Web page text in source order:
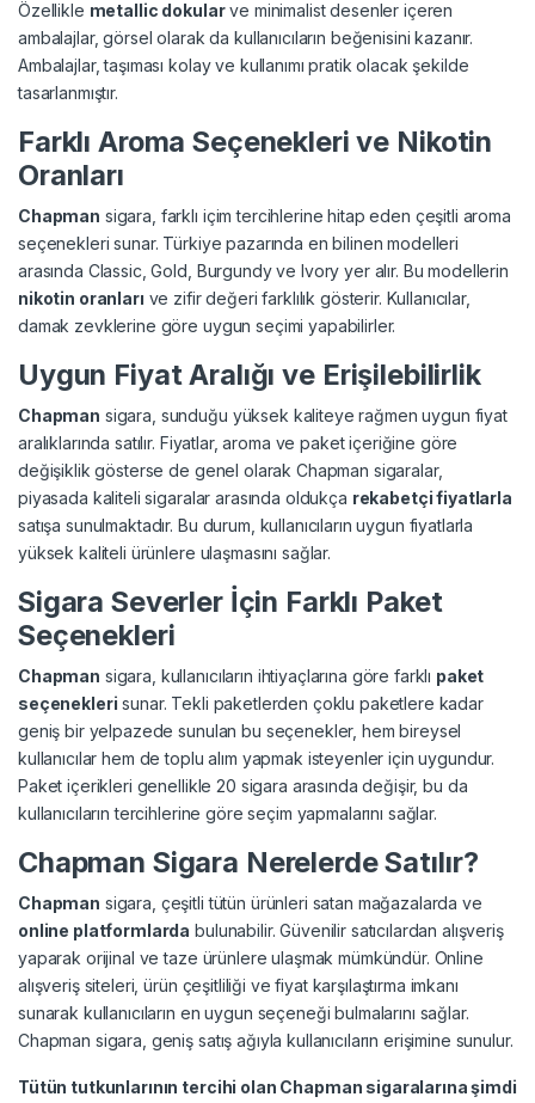
Özellikle metallic dokularve minimalist desenler içeren
ambalajlar, görsel olarak da kullanıcıların beğenisini kazanır.
Ambalajlar, taşıması kolay ve kullanımı pratik olacak şekilde
tasarlanmıştır.
Farklı Aroma Seçenekleri ve Nikotin
Oranları
Chapman sigara, farklı içim tercihlerine hitap eden çeşitli aroma
seçenekleri sunar. Türkiye pazarında en bilinen modelleri
arasında Classic, Gold, Burgundy ve Ivory yer alır. Bu modellerin
nikotin oranları ve zifir değeri farklılık gösterir. Kullanıcılar,
damak zevklerine göre uygun seçimi yapabilirler.
Uygun Fiyat Aralığı ve Erişilebilirlik
Chapman sigara, sunduğu yüksek kaliteye rağmen uygun fiyat
aralıklarında satılır. Fiyatlar, aroma ve paket içeriğine göre
değişiklik gösterse de genel olarak Chapman sigaralar,
piyasada kaliteli sigaralar arasında oldukça rekabetçi fiyatlarla
satışa sunulmaktadır. Bu durum, kullanıcıların uygun fiyatlarla
yüksek kaliteli ürünlere ulaşmasını sağlar.
Sigara Severler İçin Farklı Paket
Seçenekleri
Chapman sigara, kullanıcıların ihtiyaçlarına göre farklı paket
seçenekleri sunar. Tekli paketlerden çoklu paketlere kadar
geniş bir yelpazede sunulan bu seçenekler, hem bireysel
kullanıcılar hem de toplu alım yapmak isteyenler için uygundur.
Paket içerikleri genellikle 20 sigara arasında değişir, bu da
kullanıcıların tercihlerine göre seçim yapmalarını sağlar.
Chapman Sigara Nerelerde Satılır?
Chapman sigara, çeşitli tütün ürünleri satan mağazalarda ve
online platformlarda bulunabilir. Güvenilir satıcılardan alışveriş
yaparak orijinal ve taze ürünlere ulaşmak mümkündür. Online
alışveriş siteleri, ürün çeşitliliği ve fiyat karşılaştırma imkanı
sunarak kullanıcıların en uygun seçeneği bulmalarını sağlar.
Chapman sigara, geniş satış ağıyla kullanıcıların erişimine sunulur.
Tütün tutkunlarının tercihi olan Chapman sigaralarına şimdi